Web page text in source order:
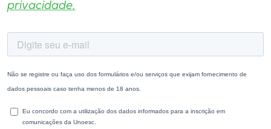
privacidade.